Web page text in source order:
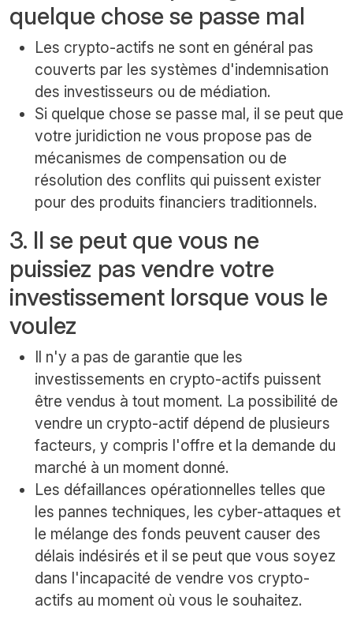
quelque chose se passe mal
Les crypto-actifs ne sont en général pas
couverts par les systèmes d'indemnisation
des investisseurs ou de médiation.
Si quelque chose se passe mal, il se peut que
votre juridiction ne vous propose pas de
mécanismes de compensation ou de
résolution des conflits qui puissent exister
pour des produits financiers traditionnels.
3. Il se peut que vous ne
puissiez pas vendre votre
investissement lorsque vous le
voulez
Il n'y a pas de garantie que les
investissements en crypto-actifs puissent
être vendus à tout moment. La possibilité de
vendre un crypto-actif dépend de plusieurs
facteurs, y compris l'offre et la demande du
marché à un moment donné.
Les défaillances opérationnelles telles que
les pannes techniques, les cyber-attaques et
le mélange des fonds peuvent causer des
délais indésirés et il se peut que vous soyez
dans l'incapacité de vendre vos crypto-
actifs au moment où vous le souhaitez.